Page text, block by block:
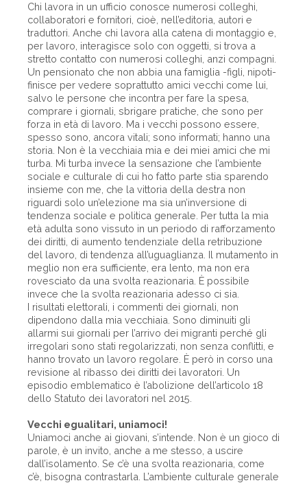
Chi lavora in un ufficio conosce numerosi colleghi,
collaboratori e fornitori, cioè, nell’editoria, autori e
traduttori. Anche chi lavora alla catena di montaggio e,
per lavoro, interagisce solo con oggetti, si trova a
stretto contatto con numerosi colleghi, anzi compagni.
Un pensionato che non abbia una famiglia -figli, nipoti-
finisce per vedere soprattutto amici vecchi come lui,
salvo le persone che incontra per fare la spesa,
comprare i giornali, sbrigare pratiche, che sono per
forza in età di lavoro. Ma i vecchi possono essere,
spesso sono, ancora vitali; sono informati; hanno una
storia. Non è la vecchiaia mia e dei miei amici che mi
turba. Mi turba invece la sensazione che l’ambiente
sociale e culturale di cui ho fatto parte stia sparendo
insieme con me, che la vittoria della destra non
riguardi solo un’elezione ma sia un’inversione di
tendenza sociale e politica generale. Per tutta la mia
età adulta sono vissuto in un periodo di rafforzamento
dei diritti, di aumento tendenziale della retribuzione
del lavoro, di tendenza all’uguaglianza. Il mutamento in
meglio non era sufficiente, era lento, ma non era
rovesciato da una svolta reazionaria. È possibile
invece che la svolta reazionaria adesso ci sia.
I risultati elettorali, i commenti dei giornali, non
dipendono dalla mia vecchiaia. Sono diminuiti gli
allarmi sui giornali per l’arrivo dei migranti perché gli
irregolari sono stati regolarizzati, non senza conflitti, e
hanno trovato un lavoro regolare. È però in corso una
revisione al ribasso dei diritti dei lavoratori. Un
episodio emblematico è l’abolizione dell’articolo 18
dello Statuto dei lavoratori nel 2015.
Vecchi egualitari, uniamoci!
Uniamoci anche ai giovani, s’intende. Non è un gioco di
parole, è un invito, anche a me stesso, a uscire
dall’isolamento. Se c’è una svolta reazionaria, come
c’è, bisogna contrastarla. L’ambiente culturale generale